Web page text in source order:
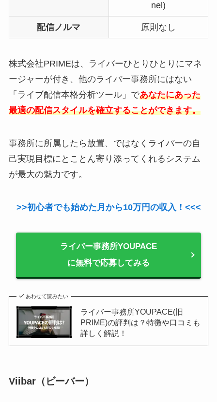
nel)
配信ノルマ 原則なし
株式会社PRIMEは、ライバーひとりひとりにマネ
ージャーが付き、他のライバー事務所にはない
「ライブ配信本格分析ツール」であなたにあった
最適の配信スタイルを確立することができます。
事務所に所属したら放置、ではなくライバーの自
己実現目標にとことん寄り添ってくれるシステム
が最大の魅力です。
>>初心者でも始めた月から10万円の収入！<<<
ライバー事務所YOUPACE
に無料で応募してみる
あわせて読みたい
ライバー事務所YOUPACE(旧
PRIME)の評判は？特徴や口コミも
詳しく解説！
Viibar（ビーバー）